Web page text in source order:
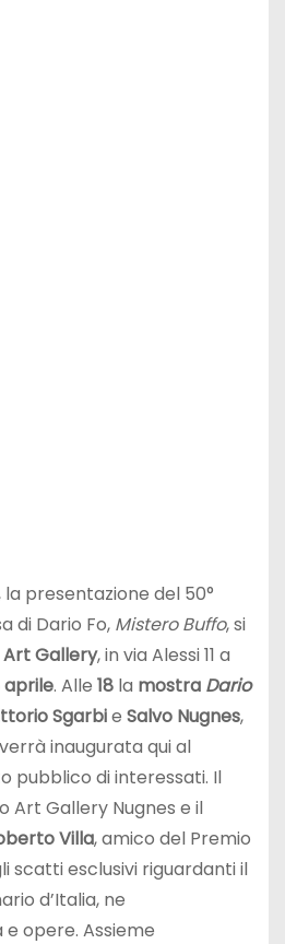
la presentazione del 50°
di Dario Fo, Mistero Buffo, si
Art Gallery, in via Alessi 11 a
aprile. Alle 18la mostra Dario
Sgarbie Salvo Nugnes,
inaugurata qui al
pubblico di interessati. Il
Art Gallery Nugnes e il
Villa, amico del Premio
scatti esclusivi riguardanti il
d’Italia, ne
opere. Assieme